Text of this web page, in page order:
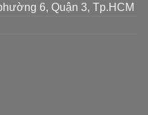
6, Quận 3, Tp.HCM